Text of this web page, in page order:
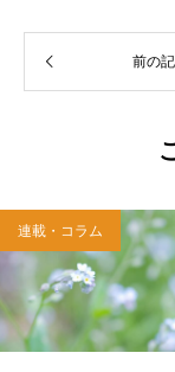
前の
連載・コラム